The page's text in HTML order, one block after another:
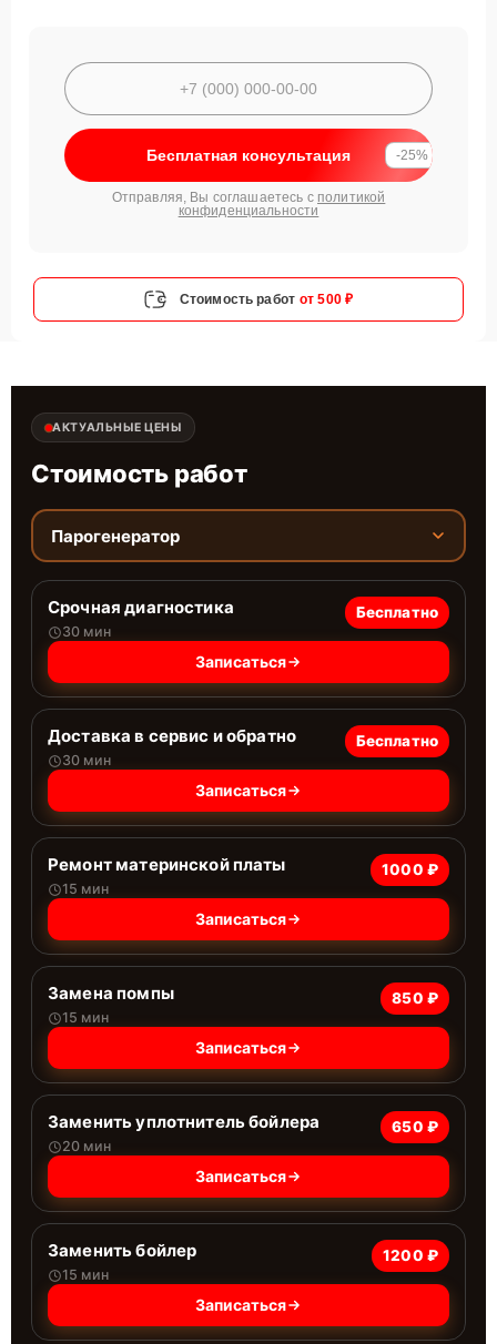
Бесплатная консультация -25%
Отправляя, Вы соглашаетесь с политикой
конфиденциальности
Стоимость работ от 500 ₽
АКТУАЛЬНЫЕ ЦЕНЫ
Стоимость работ
Парогенератор
Срочная диагностика
30 мин
Бесплатно
Записаться
Доставка в сервис и обратно
30 мин
Бесплатно
Записаться
Ремонт материнской платы
15 мин
1000 ₽
Записаться
Замена помпы
15 мин
850 ₽
Записаться
Заменить уплотнитель бойлера
20 мин
650 ₽
Записаться
Заменить бойлер
15 мин
1200 ₽
Записаться